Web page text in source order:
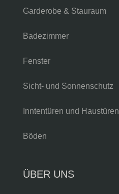
Garderobe & Stauraum
Badezimmer
Fenster
Sicht- und Sonnenschutz
Inntentüren und Haustüren
Böden
ÜBER UNS